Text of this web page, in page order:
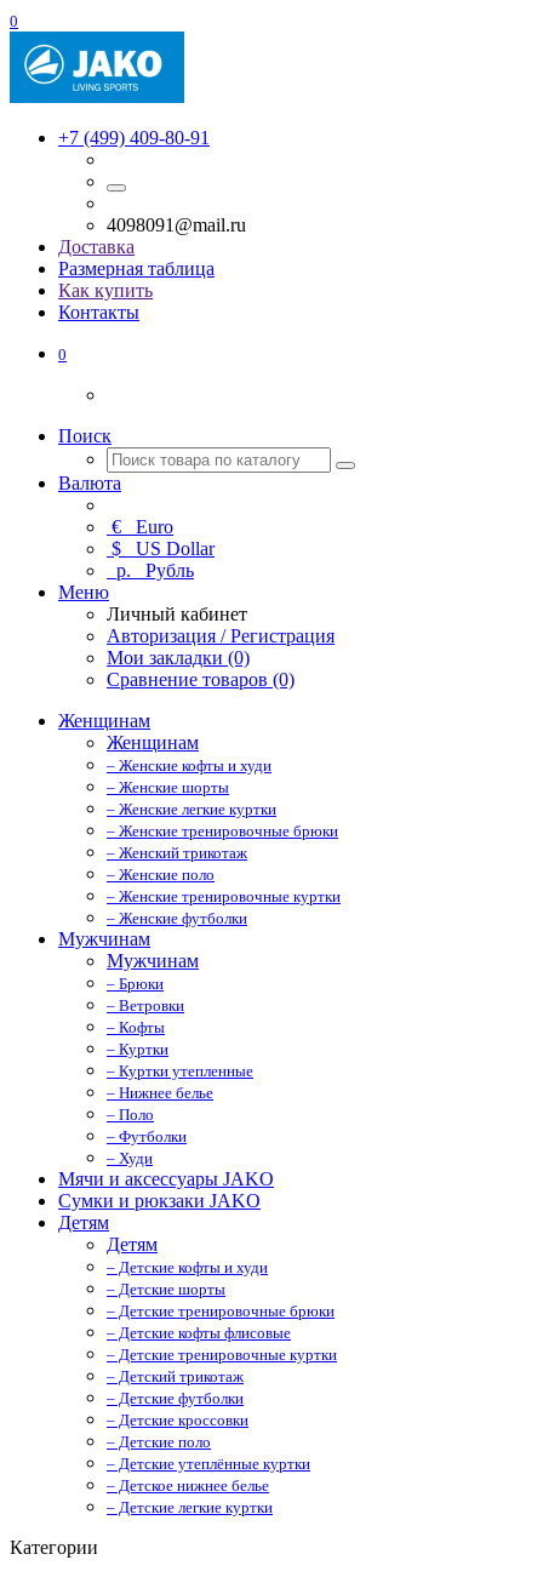
0
+7 (499) 409-80-91
4098091@mail.ru
Доставка
Размерная таблица
Как купить
Контакты
0
Поиск
Валюта
€ Euro
$ US Dollar
р. Рубль
Меню
Личный кабинет
Авторизация / Регистрация
Мои закладки (0)
Сравнение товаров (0)
Женщинам
Женщинам
– Женские кофты и худи
– Женские шорты
– Женские легкие куртки
– Женские тренировочные брюки
– Женский трикотаж
– Женские поло
– Женские тренировочные куртки
– Женские футболки
Мужчинам
Мужчинам
– Брюки
– Ветровки
– Кофты
– Куртки
– Куртки утепленные
– Нижнее белье
– Поло
– Футболки
– Худи
Мячи и аксессуары JAKO
Сумки и рюкзаки JAKO
Детям
Детям
– Детские кофты и худи
– Детские шорты
– Детские тренировочные брюки
– Детские кофты флисовые
– Детские тренировочные куртки
– Детский трикотаж
– Детские футболки
– Детские кроссовки
– Детские поло
– Детские утеплённые куртки
– Детское нижнее белье
– Детские легкие куртки
Категории